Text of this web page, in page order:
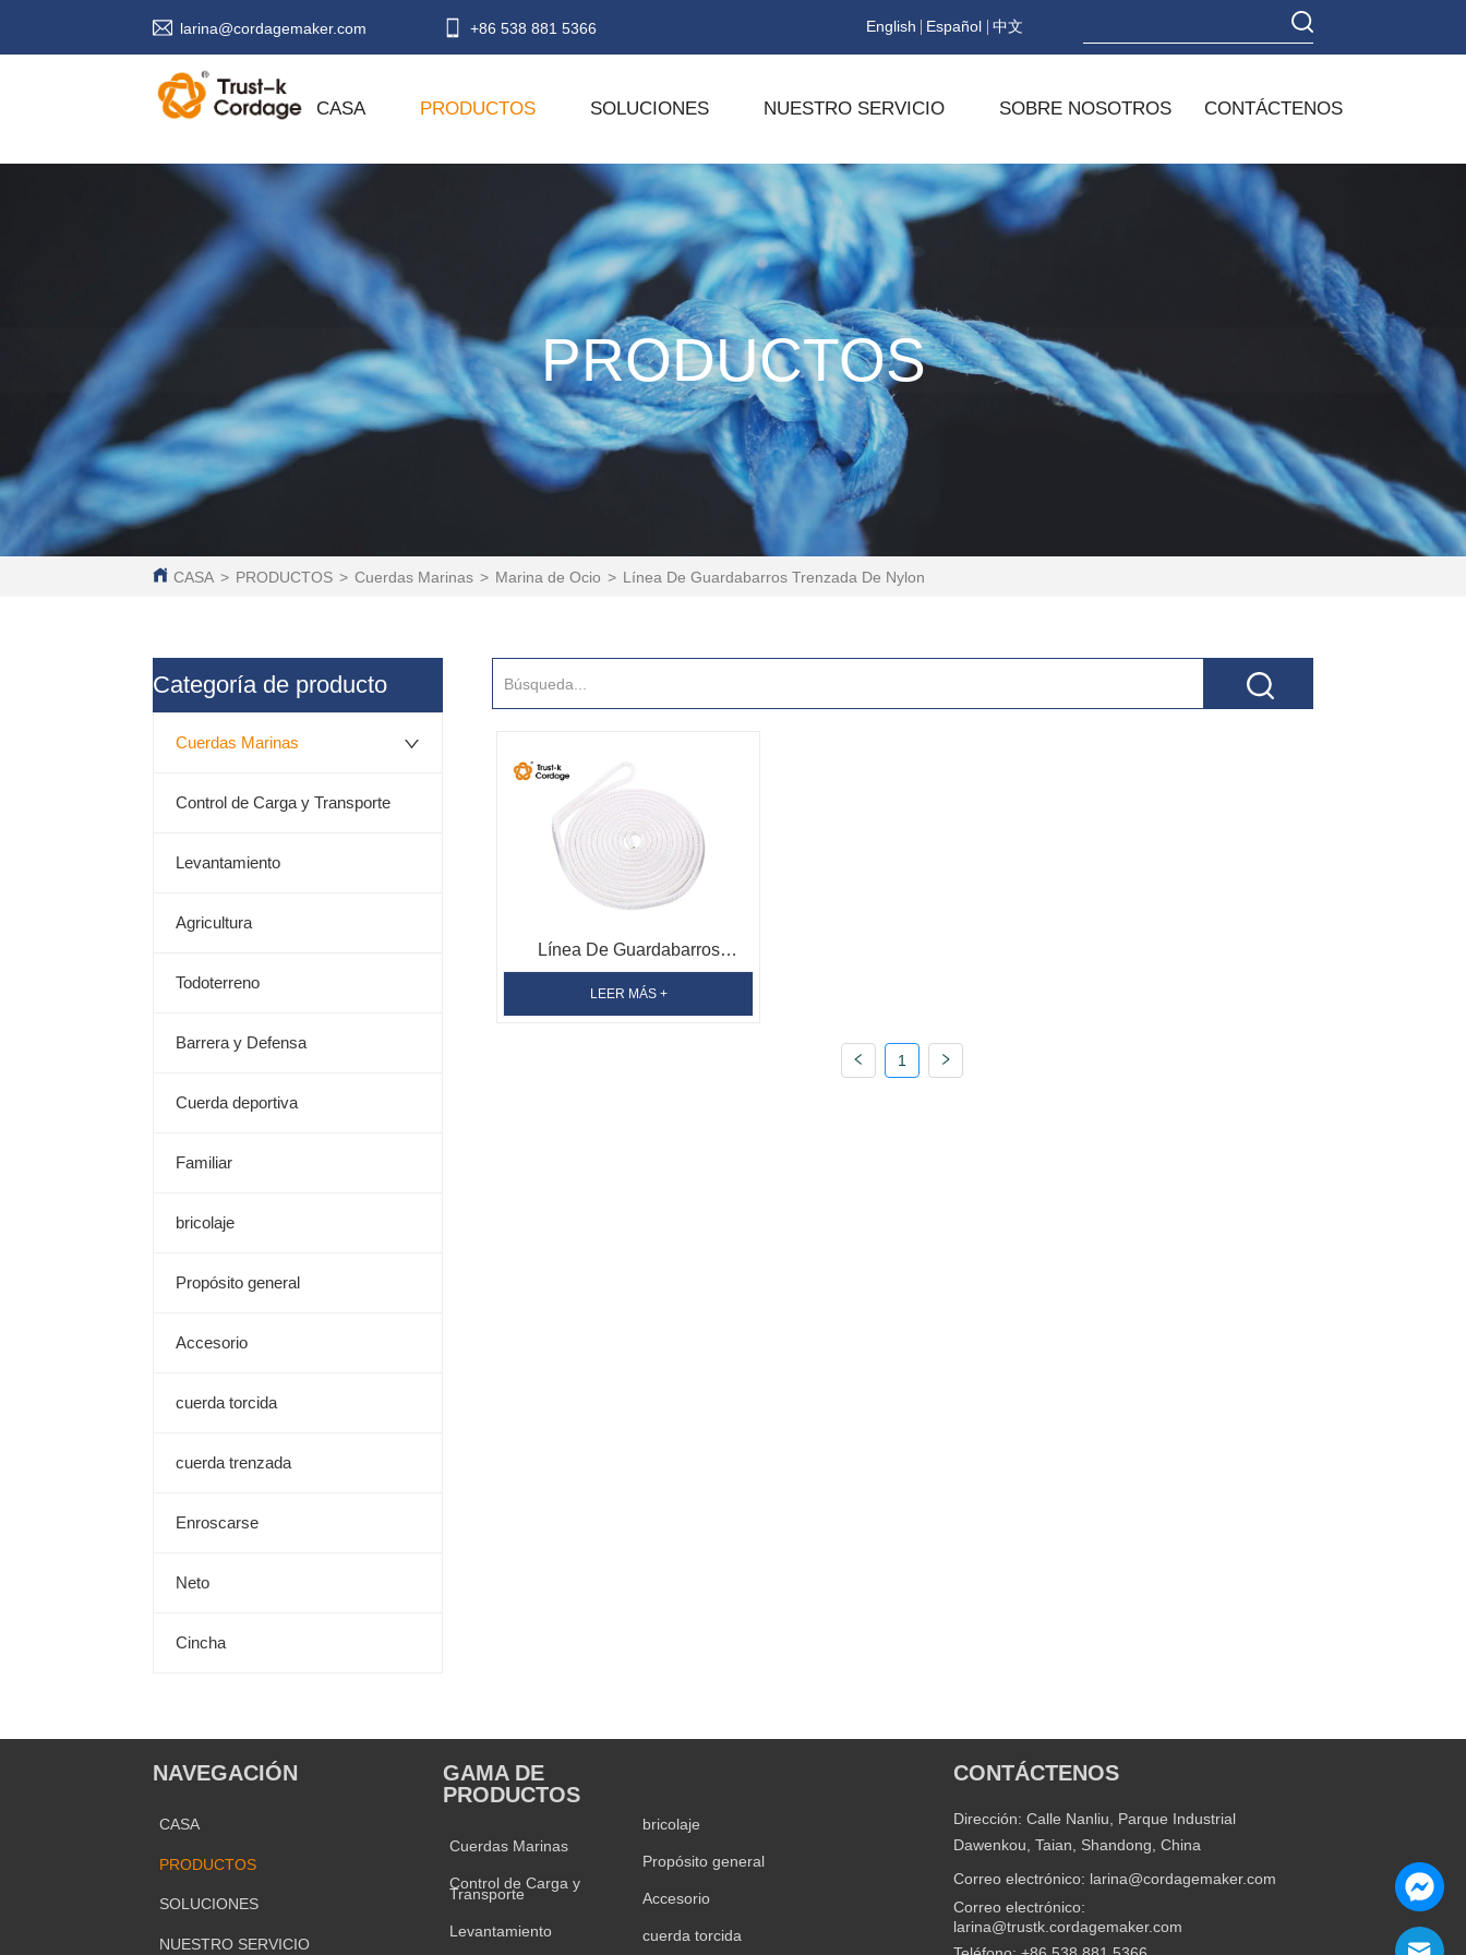
larina@cordagemaker.com +86 538 881 5366 English Español 中文
CASA PRODUCTOS SOLUCIONES NUESTRO SERVICIO SOBRE NOSOTROS CONTÁCTENOS
PRODUCTOS
CASA > PRODUCTOS > Cuerdas Marinas > Marina de Ocio > Línea De Guardabarros Trenzada De Nylon
ㅤCategoría de producto
Cuerdas Marinas
Control de Carga y Transporte
Levantamiento
Agricultura
Todoterreno
Barrera y Defensa
Cuerda deportiva
Familiar
bricolaje
Propósito general
Accesorio
cuerda torcida
cuerda trenzada
Enroscarse
Neto
Cincha
Línea De Guardabarros
Trenzada De Nylon
LEER MÁS +
1
NAVEGACIÓN
CASA
PRODUCTOS
SOLUCIONES
NUESTRO SERVICIO
GAMA DE
PRODUCTOS
Cuerdas Marinas
Control de Carga y
Transporte
Levantamiento
bricolaje
Propósito general
Accesorio
cuerda torcida
CONTÁCTENOS
Dirección: Calle Nanliu, Parque Industrial
Dawenkou, Taian, Shandong, China
Correo electrónico: larina@cordagemaker.com
Correo electrónico:
larina@trustk.cordagemaker.com